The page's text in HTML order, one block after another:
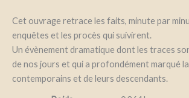
Cet ouvrage retrace les faits, minute par
enquêtes et les procès qui suivirent.
Un évènement dramatique dont les traces
de nos jours et qui a profondément marqué
contemporains et de leurs descendants.